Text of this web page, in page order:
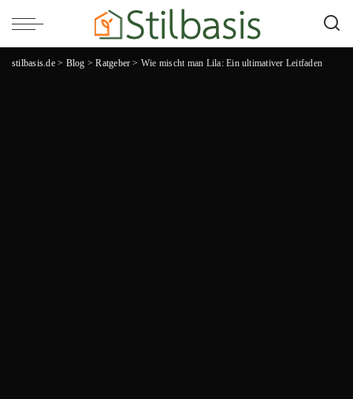
stilbasis.de> Blog >Ratgeber > Wie mischt man Lila: Ein ultimativer Leitfaden